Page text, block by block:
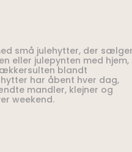
små julehytter, der sælger
eller julepynten med hjem,
blandt
har åbent hver dag,
mandler, klejner og
weekend.